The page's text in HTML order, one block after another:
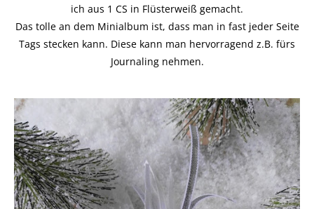
ich aus 1 CS in Flüsterweiß gemacht.
Das tolle an dem Minialbum ist, dass man in fast jeder Seite
Tags stecken kann. Diese kann man hervorragend z.B. fürs
Journaling nehmen.